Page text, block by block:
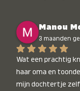
Manou
3 maanden
Wat een prachtig
haar oma en
mijn dochtertje